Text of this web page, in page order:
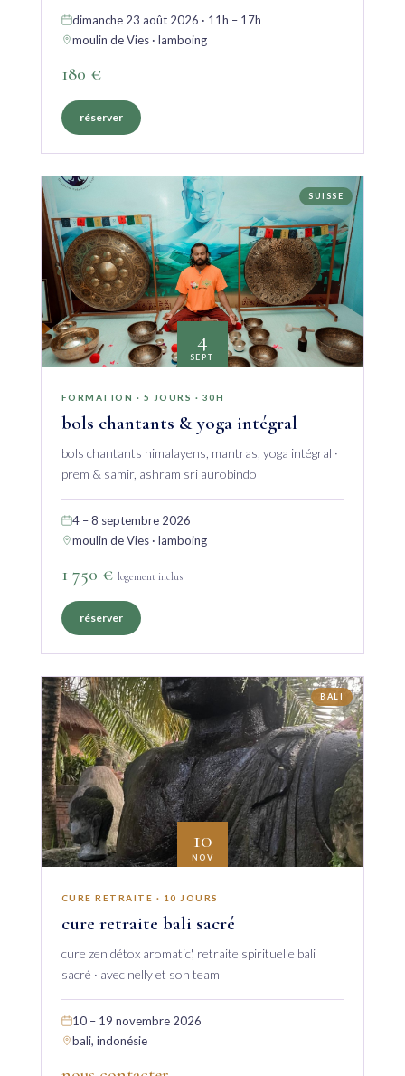
dimanche 23 août 2026 · 11h – 17h
moulin de Vies · lamboing
180 €
réserver
SUISSE
4
SEPT
FORMATION · 5 JOURS · 30H
bols chantants & yoga intégral
bols chantants himalayens, mantras, yoga intégral ·
prem & samir, ashram sri aurobindo
4 – 8 septembre 2026
moulin de Vies · lamboing
1 750 € logement inclus
réserver
BALI
10
NOV
CURE RETRAITE · 10 JOURS
cure retraite bali sacré
cure zen détox aromatic', retraite spirituelle bali
sacré · avec nelly et son team
10 – 19 novembre 2026
bali, indonésie